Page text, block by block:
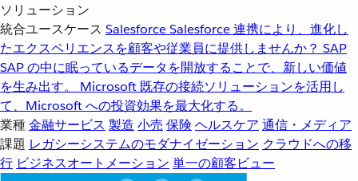
ソリューション
統合ユースケース SalesforceSalesforce 連携により、進化し
たエクスペリエンスを顧客や従業員に提供しませんか？ SAP
SAP の中に眠っているデータを開放することで、新しい価値
を生み出す。
Microsoft 既存の接続ソリューションを活用し
て、Microsoft への投資効果を最大化する。
業種金融サービス 製造 小売 保険 ヘルスケア 通信・メディア
課題 レガシーシステムのモダナイゼーション クラウドへの移
行 ビジネスオートメーション 単一の顧客ビュー